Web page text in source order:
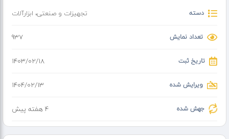
دسته تجهیزات و صنعتی، ابزارآلات
تعداد نمایش 937
تاریخ ثبت ۱۴۰۳/۰۲/۱۸
ویرایش شده ۱۴۰۴/۰۲/۱۳
جهش شده 4 هفته پیش